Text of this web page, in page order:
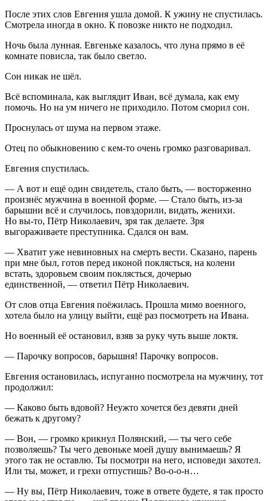
После этих слов Евгения ушла домой. К ужину не спустилась.
Смотрела иногда в окно. К повозке никто не подходил.
Ночь была лунная. Евгеньке казалось, что луна прямо в её
комнате повисла, так было светло.
Сон никак не шёл.
Всё вспоминала, как выглядит Иван, всё думала, как ему
помочь. Но на ум ничего не приходило. Потом сморил сон.
Проснулась от шума на первом этаже.
Отец по обыкновению с кем-то очень громко разговаривал.
Евгения спустилась.
— А вот и ещё один свидетель, стало быть, — восторженно
произнёс мужчина в военной форме. — Стало быть, из-за
барышни всё и случилось, повздорили, видать, женихи.
Но вы-то, Пётр Николаевич, зря так делаете. Зря
выгораживаете преступника. Сдался он вам.
— Хватит уже невиновных на смерть вести. Сказано, парень
при мне был, готов перед иконой поклясться, на колени
встать, здоровьем своим поклясться, дочерью
единственной, — ответил Пётр Николаевич.
От слов отца Евгения поёжилась. Прошла мимо военного,
хотела было на улицу выйти, ещё раз посмотреть на Ивана.
Но военный её остановил, взяв за руку чуть выше локтя.
— Парочку вопросов, барышня! Парочку вопросов.
Евгения остановилась, испуганно посмотрела на мужчину, тот
продолжил:
— Каково быть вдовой? Неужто хочется без девяти дней
бежать к другому?
— Вон, — громко крикнул Полянский, — ты чего себе
позволяешь? Ты чего девоньке моей душу вынимаешь? Я
этого так не оставлю. Ты посмотри на него, исповеди захотел.
Или ты, может, и грехи отпустишь? Во-о-о-н…
— Ну вы, Пётр Николаевич, тоже в ответе будете, я так просто